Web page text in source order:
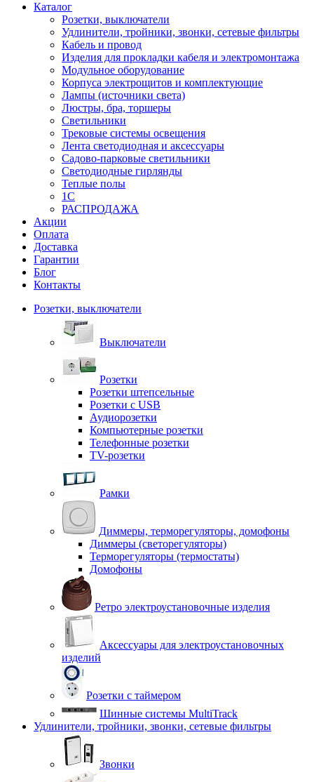
Каталог
Розетки, выключатели
Удлинители, тройники, звонки, сетевые фильтры
Кабель и провод
Изделия для прокладки кабеля и электромонтажа
Модульное оборудование
Корпуса электрощитов и комплектующие
Лампы (источники света)
Люстры, бра, торшеры
Светильники
Трековые системы освещения
Лента светодиодная и аксессуары
Садово-парковые светильники
Светодиодные гирлянды
Теплые полы
1С
РАСПРОДАЖА
Акции
Оплата
Доставка
Гарантии
Блог
Контакты
Розетки, выключатели
Выключатели
Розетки
Розетки штепсельные
Розетки с USB
Аудиорозетки
Компьютерные розетки
Телефонные розетки
TV-розетки
Рамки
Диммеры, терморегуляторы, домофоны
Диммеры (светорегуляторы)
Терморегуляторы (термостаты)
Домофоны
Ретро электроустановочные изделия
Аксессуары для электроустановочных
изделий
Розетки с таймером
Шинные системы MultiTrack
Удлинители, тройники, звонки, сетевые фильтры
Звонки